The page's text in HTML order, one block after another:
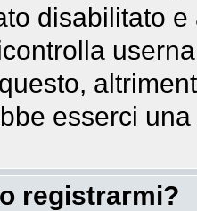
disabilitato
esserci
registrarmi?